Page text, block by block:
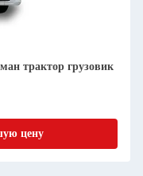
трактор грузовик
цену